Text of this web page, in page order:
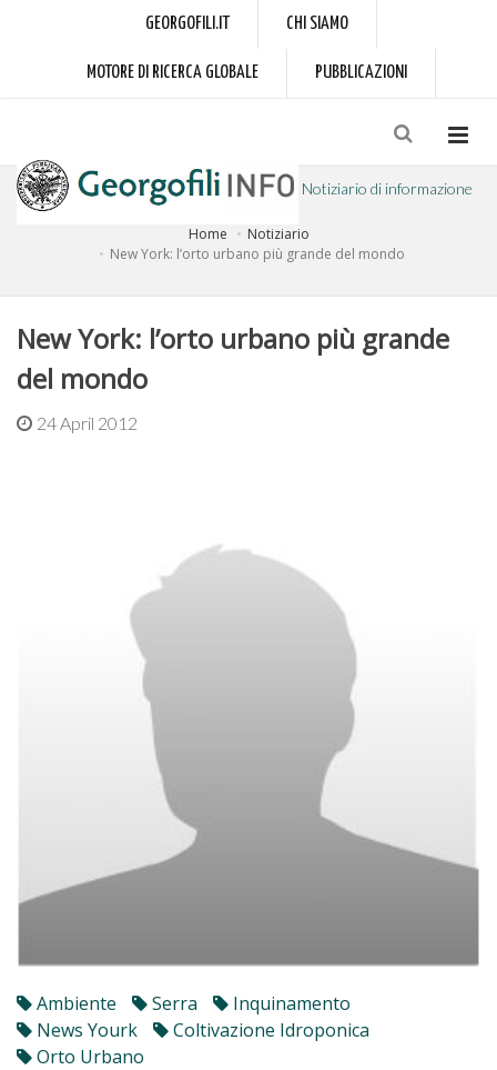
GEORGOFILI.IT CHI SIAMO
MOTORE DI RICERCA GLOBALE PUBBLICAZIONI
Notiziario di informazione
a cura dell'Accademia dei Georgofili
Home
Notiziario
New York: l’orto urbano più grande del mondo
New York: l’orto urbano più grande
del mondo
24 April 2012
Ambiente Serra
Inquinamento
News Yourk
Coltivazione Idroponica
Orto Urbano